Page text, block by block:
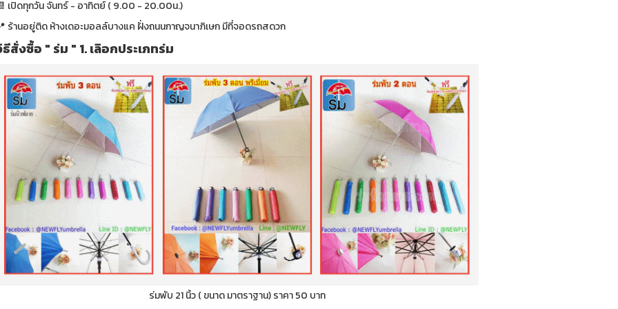
เปิดทุกวัน จันทร์ - อาทิตย์ ( 9.00 - 20.00น.)
ร้านอยู่ติด ห้างเดอะมอลล์บางแค ฝั่งถนนกาญจนาภิเษก มีที่จอดรถสดวก
สั่งซื้อ " ร่ม " 1. เลิอกประเภทร่ม
ร่มพับ 21 นิ้ว ( ขนาด มาตราฐาน) ราคา 50 บาท